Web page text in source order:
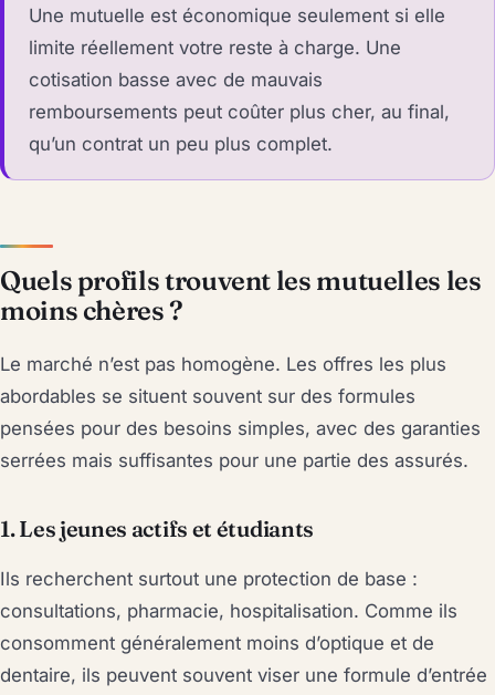
Une mutuelle est économique seulement si elle
limite réellement votre reste à charge. Une
cotisation basse avec de mauvais
remboursements peut coûter plus cher, au final,
qu’un contrat un peu plus complet.
Quels profils trouvent les mutuelles les
moins chères ?
Le marché n’est pas homogène. Les offres les plus
abordables se situent souvent sur des formules
pensées pour des besoins simples, avec des garanties
serrées mais suffisantes pour une partie des assurés.
1. Les jeunes actifs et étudiants
Ils recherchent surtout une protection de base :
consultations, pharmacie, hospitalisation. Comme ils
consomment généralement moins d’optique et de
dentaire, ils peuvent souvent viser une formule d’entrée